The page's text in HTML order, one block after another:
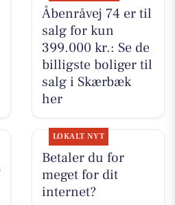
Åbenråvej 74 er til
salg for kun
399.000 kr.: Se de
billigste boliger til
salg i Skærbæk
her
LOKALT NYT
Betaler du for
meget for dit
internet?